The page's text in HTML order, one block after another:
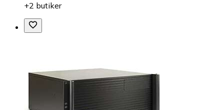
+2 butiker